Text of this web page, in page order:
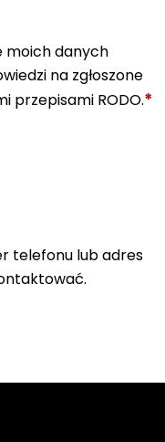
moich danych
na zgłoszone
przepisami RODO.*
telefonu lub adres